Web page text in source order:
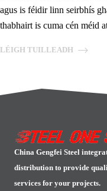
agus is féidir linn seirbhís
thabhairt is cuma cén méid
LÉIGH TUILLEADH
China Gengfei Steel
distribution to provide
services for your projects.